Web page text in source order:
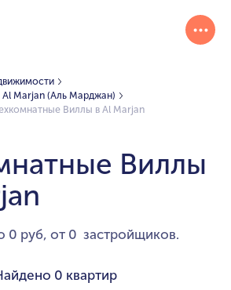
Marjan (Аль Марджан)
Виллы в Al Marjan
Виллы
0 руб, от 0 застройщиков.
0 квартир